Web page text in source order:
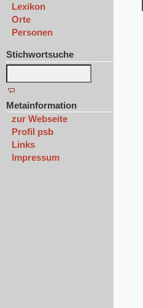
Lexikon
Orte
Personen
Stichwortsuche
Metainformation
zur Webseite
Profil psb
Links
Impressum